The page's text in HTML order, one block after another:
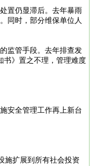
置仍显滞后。去年暴雨
同时，部分维保单位人
监管手段。去年排查发
书》置之不理，管理难度
安全管理工作再上新台
施扩展到所有社会投资